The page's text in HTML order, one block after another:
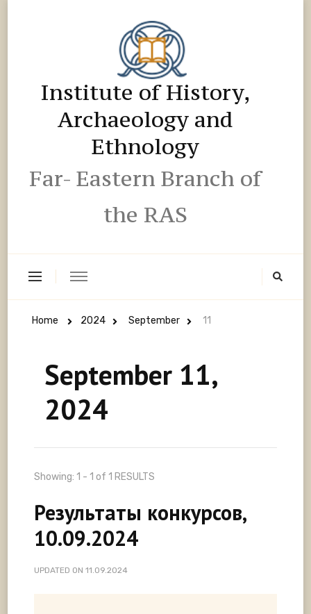
Institute of History,
Archaeology and
Ethnology
Far- Eastern Branch of
the RAS
Home 2024 September 11
September 11,
2024
Showing: 1 - 1 of 1 RESULTS
Результаты конкурсов,
10.09.2024
UPDATED ON 11.09.2024